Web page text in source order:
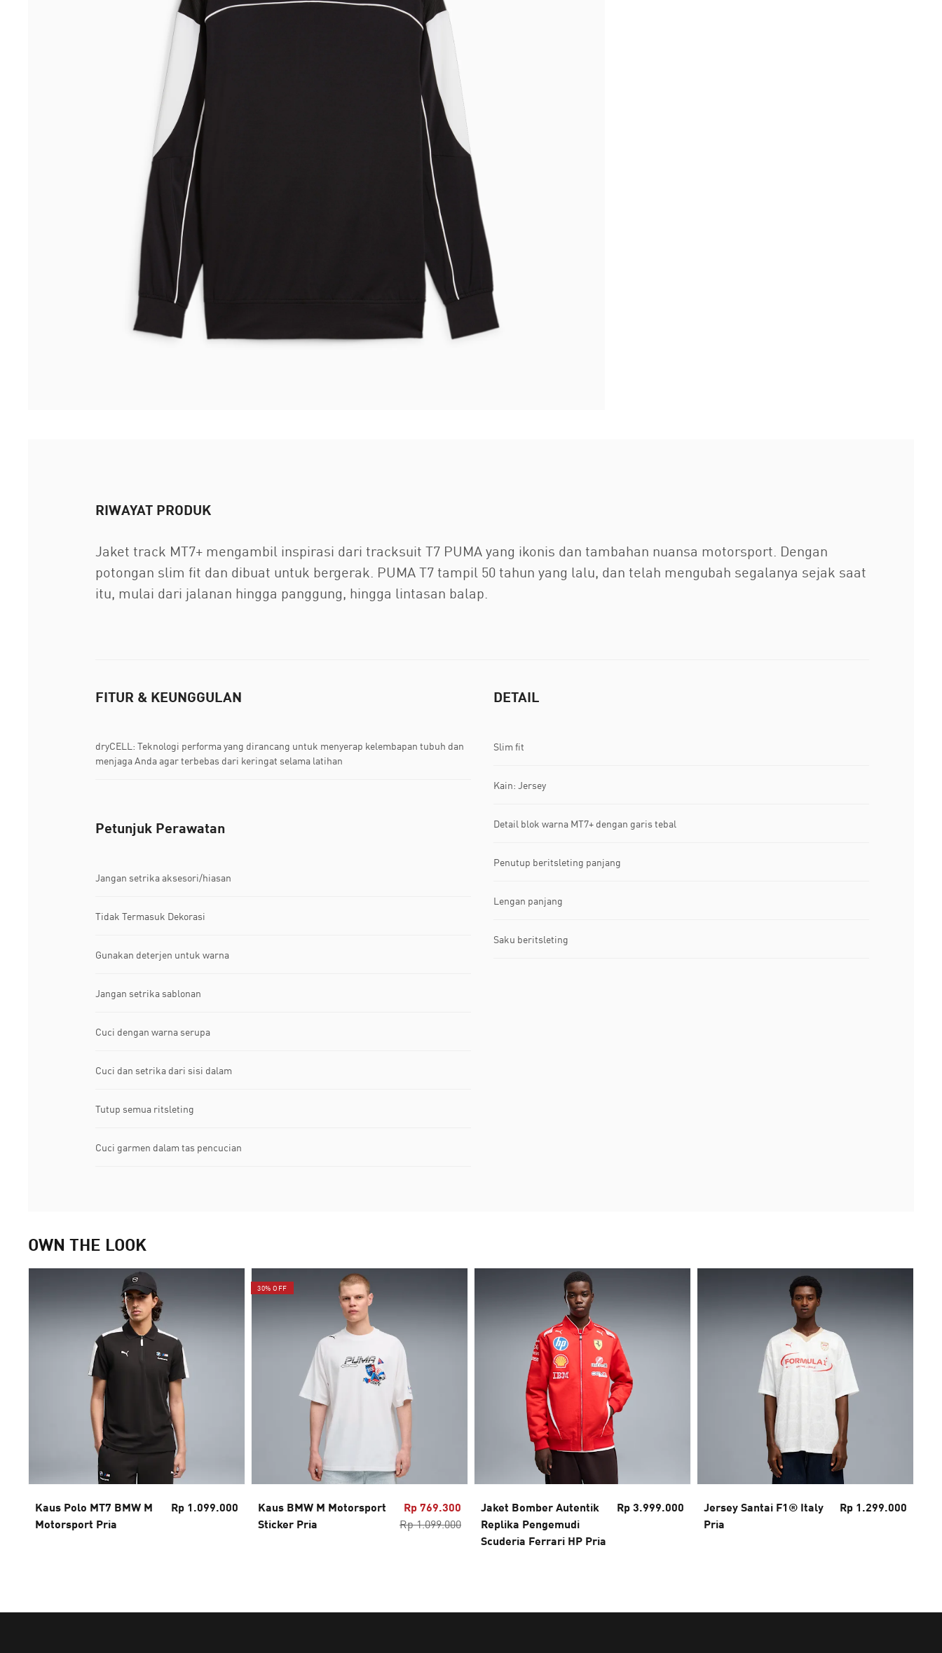
RIWAYAT PRODUK
Jaket track MT7+ mengambil inspirasi dari tracksuit T7 PUMA yang ikonis dan tambahan nuansa motorsport. Dengan
potongan slim fit dan dibuat untuk bergerak. PUMA T7 tampil 50 tahun yang lalu, dan telah mengubah segalanya sejak saat
itu, mulai dari jalanan hingga panggung, hingga lintasan balap.
FITUR & KEUNGGULAN
dryCELL: Teknologi performa yang dirancang untuk menyerap kelembapan tubuh dan
menjaga Anda agar terbebas dari keringat selama latihan
DETAIL
Slim fit
Kain: Jersey
Detail blok warna MT7+ dengan garis tebal
Penutup beritsleting panjang
Lengan panjang
Saku beritsleting
Petunjuk Perawatan
Jangan setrika aksesori/hiasan
Tidak Termasuk Dekorasi
Gunakan deterjen untuk warna
Jangan setrika sablonan
Cuci dengan warna serupa
Cuci dan setrika dari sisi dalam
Tutup semua ritsleting
Cuci garmen dalam tas pencucian
OWN THE LOOK
Kaus Polo MT7 BMW M
Motorsport Pria
Rp 1.099.000
30% OFF
Kaus BMW M Motorsport
Sticker Pria
Rp 769.300
Rp 1.099.000
Jaket Bomber Autentik
Replika Pengemudi
Scuderia Ferrari HP Pria
Rp 3.999.000
Jersey Santai F1® Italy
Pria
Rp 1.299.000